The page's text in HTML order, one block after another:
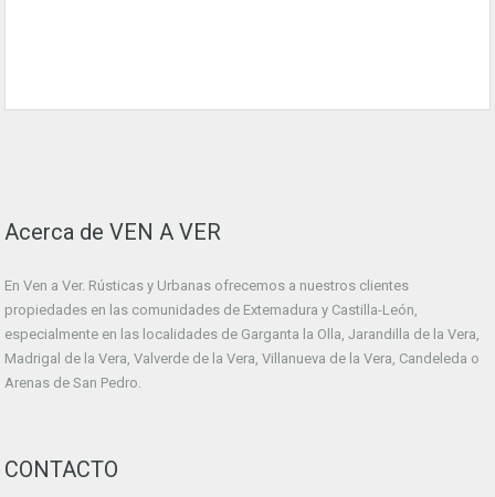
Acerca de VEN A VER
En Ven a Ver. Rústicas y Urbanas ofrecemos a nuestros clientes
propiedades en las comunidades de Extemadura y Castilla-León,
especialmente en las localidades de Garganta la Olla, Jarandilla de la Vera,
Madrigal de la Vera, Valverde de la Vera, Villanueva de la Vera, Candeleda o
Arenas de San Pedro.
CONTACTO